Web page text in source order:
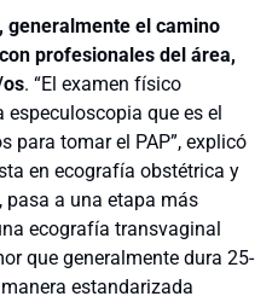
generalmente el camino
profesionales del área,
. “El examen físico
que es el
para tomar el PAP”, explicó
en ecografía obstétrica y
pasa a una etapa más
ecografía transvaginal
que generalmente dura 25-
estandarizada